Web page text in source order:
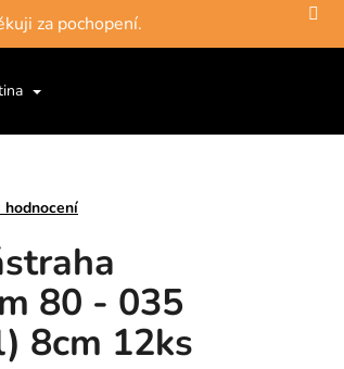
za pochopení.
hlavičky, háčky
Přihlášení
košík
hodnocení
80 - 035
8cm 12ks